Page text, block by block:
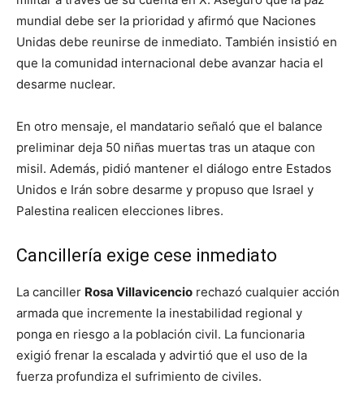
mundial debe ser la prioridad y afirmó que Naciones
Unidas debe reunirse de inmediato. También insistió en
que la comunidad internacional debe avanzar hacia el
desarme nuclear.
En otro mensaje, el mandatario señaló que el balance
preliminar deja 50 niñas muertas tras un ataque con
misil. Además, pidió mantener el diálogo entre Estados
Unidos e Irán sobre desarme y propuso que Israel y
Palestina realicen elecciones libres.
Cancillería exige cese inmediato
La canciller Rosa Villavicencio rechazó cualquier acción
armada que incremente la inestabilidad regional y
ponga en riesgo a la población civil. La funcionaria
exigió frenar la escalada y advirtió que el uso de la
fuerza profundiza el sufrimiento de civiles.